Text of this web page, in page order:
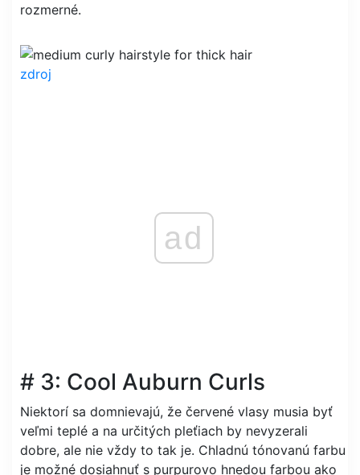
rozmerné.
zdroj
ad
# 3: Cool Auburn Curls
Niektorí sa domnievajú, že červené vlasy musia byť
veľmi teplé a na určitých pleťiach by nevyzerali
dobre, ale nie vždy to tak je. Chladnú tónovanú farbu
je možné dosiahnuť s purpurovo hnedou farbou ako